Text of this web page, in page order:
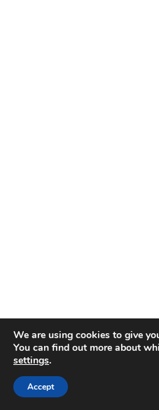
We are using cookies to give
You can find out more about
settings.
Accept